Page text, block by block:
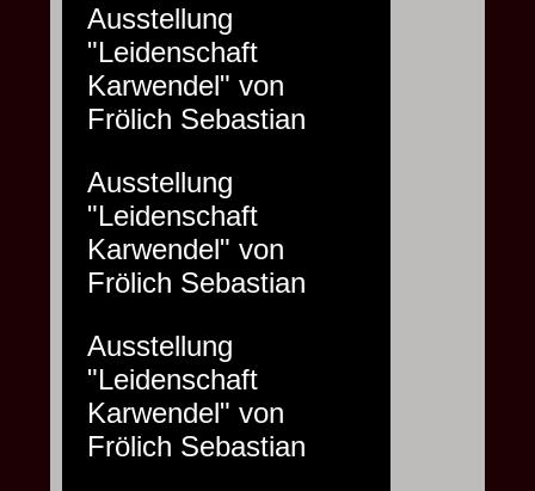
Ausstellung
"Leidenschaft
Karwendel" von
Frölich Sebastian
Ausstellung
"Leidenschaft
Karwendel" von
Frölich Sebastian
Ausstellung
"Leidenschaft
Karwendel" von
Frölich Sebastian